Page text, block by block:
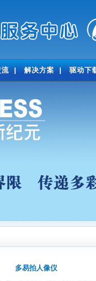
|解决方案|驱动下
多易拍人像仪